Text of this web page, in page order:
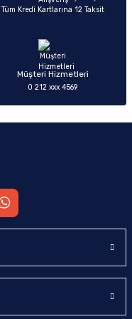
Tüm Kredi Kartlarına 12 Taksit
Müşteri Hizmetleri
0 212 xxx 4569